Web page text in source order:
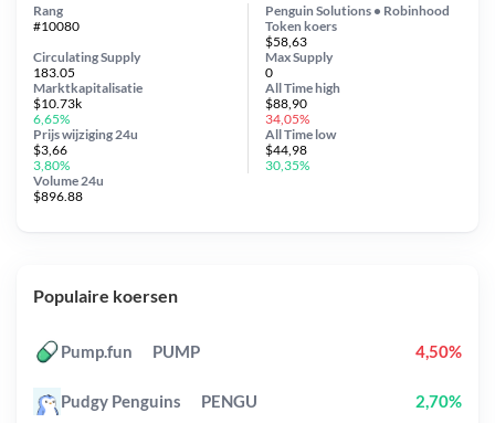
Penguin Solutions • Robinhood
Token koers
$58,63
Circulating Supply
183.05
Prijs wijziging 24u
$3,66
3,80%
Max Supply
0
Marktkapitalisatie
$10.73k
6,65%
Volume 24u
$896.88
Rang
#10080
All Timehigh
$88,90
34,05%
All Time low
$44,98
30,35%
Populaire koersen
Pump.fun PUMP 4,50%
Pudgy Penguins PENGU 2,70%